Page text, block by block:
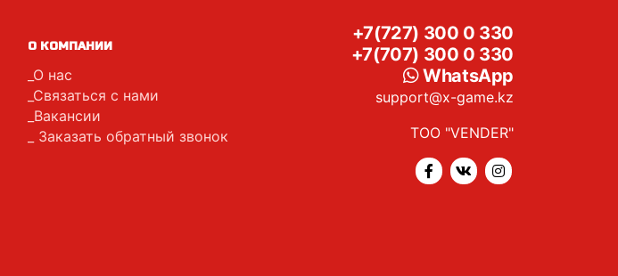
О КОМПАНИИ
О нас
Связаться с нами
Вакансии
Заказать обратный звонок
+7(727) 300 0 330
+7(707) 300 0 330
WhatsApp
support@x-game.kz
ТОО "VENDER"